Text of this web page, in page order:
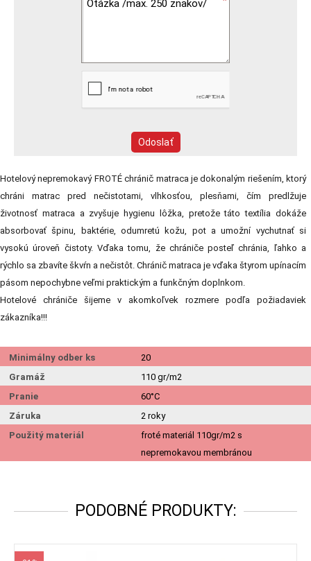
Hotelový nepremokavý FROTÉ chránič matraca je dokonalým riešením, ktorý
chráni matrac pred nečistotami, vlhkosťou, plesňami, čím predlžuje
životnosť matraca a zvyšuje hygienu lôžka, pretože táto textília dokáže
absorbovať špinu, baktérie, odumretú kožu, pot a umožní vychutnať si
vysokú úroveň čistoty. Vďaka tomu, že chrániče posteľ chránia, ľahko a
rýchlo sa zbavíte škvŕn a nečistôt. Chránič matraca je vďaka štyrom upínacím
pásom nepochybne veľmi praktickým a funkčným doplnkom.
Hotelové chrániče šijeme v akomkoľvek rozmere podľa požiadaviek
zákazníka!!!
Minimálny odber ks
20
Gramáž
110 gr/m2
Pranie
60°C
Záruka
2 roky
Použitý materiál
froté materiál 110gr/m2 s
nepremokavou membránou
PODOBNÉ PRODUKTY: